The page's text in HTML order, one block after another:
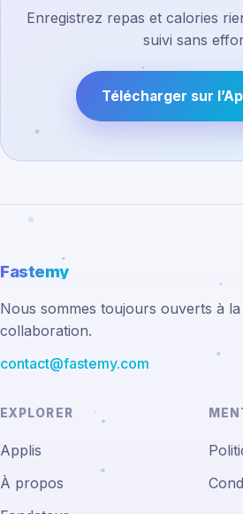
Enregistrez repas et calories
suivi sans
Télécharger sur
Fastemy
Nous sommes toujours ouverts à la
collaboration.
contact@fastemy.com
EXPLORER
Applis
À propos